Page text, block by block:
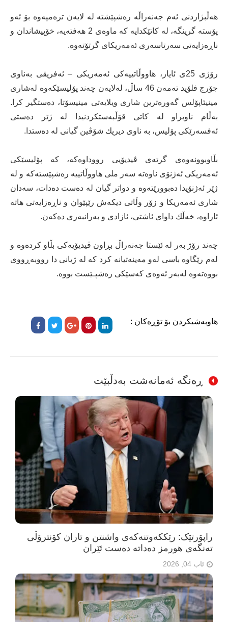
هه‌ڵبژاردنی ئه‌م جه‌نه‌راڵه‌ ره‌شپێشته له‌ لایه‌ن تره‌مپه‌وه‌ بۆ ئه‌و
پۆسته‌ گرینگه،‌ له‌ كاتێكدایه‌ كه‌ ماوه‌ی 2 هه‌فته‌یه‌، خۆپیشاندان و
ناڕه‌زایه‌تی سه‌رتاسه‌ری ئه‌مه‌ریكای گرتۆته‌وه‌.
رۆژی 25ی ئایار، هاووڵاتییه‌كی ئه‌مه‌ریكی – ئه‌فریقی به‌ناوی
جۆرج فلۆید ته‌مه‌ن 46 ساڵ، له‌لایه‌ن چه‌ند پۆلیسێكه‌وه‌ له‌شاری
مینیئاپۆلس گه‌وره‌ترین شاری ویلایه‌تی مینیسۆتا، ده‌ستگیر كرا.
به‌ڵام ناوبراو له ‌كاتی قۆڵبه‌ستكردنیدا له ‌ژێر ده‌ستی
ئه‌فسه‌رێكی پۆلیس، به‌ ناوی دیریك شۆڤین گیانی له ‌ده‌ستدا.
بڵاوبوونه‌وه‌ی گرته‌ی ڤیدیۆیی رووداوه‌كه‌، كه‌ پۆلیسێكی
ئه‌مه‌ریكی ئه‌ژنۆی ناوه‌ته‌ سه‌ر ملی هاووڵاتییه‌ ره‌شپێسته‌كه ‌و له‌
ژێر ئه‌ژنۆیدا ده‌بوورێته‌وه ‌و دواتر گیان له‌ ده‌ست ده‌دات، سه‌دان
شاری ئه‌مه‌ریكا و زۆر وڵاتی دیكه‌ش رێپێوان و ناڕه‌زایه‌تی هاته‌
ئاراوه‌، خه‌ڵك داوای ئاشتی، ئازادی و به‌رانبه‌ری ده‌كه‌ن.
چه‌ند رۆژ به‌ر له‌ ئێستا جه‌نه‌راڵ بڕاون ڤیدیۆیەکی بڵاو کردەوە و
له‌م رێگاوه‌ باسی لەو مەینەتیانە کرد کە لە ژیانی دا رووبه‌ڕووی
بووەته‌وه‌ له‌به‌ر ئه‌وه‌ی کەسێکی رەشپـێست بووە.
هاوبەشیکردن بۆ تۆڕەکان :
ڕەنگە ئەمانەشت بەدڵبێت
راپۆرتێک: رێککەوتنەکەی واشنتن و تاران کۆنترۆڵی
تەنگەی هورمز دەداتە دەست ئێران
ئاب 04, 2026